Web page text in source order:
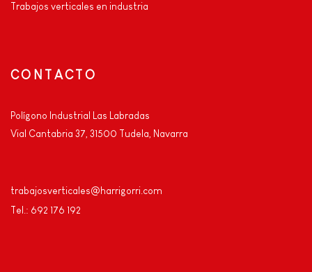
Trabajos verticales en industria
CONTACTO
Polígono Industrial Las Labradas
Vial Cantabria 37, 31500 Tudela, Navarra
trabajosverticales@harrigorri.com
Tel.: 692 176 192